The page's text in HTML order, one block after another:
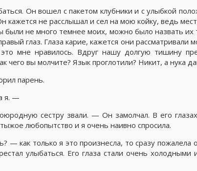
Он вошел с пакетом клубники и с улыбкой
кажется не расслышал и сел на мою койку, ведь
были не много темнее моих, можно было назвать
глаз. Глаза карие, кажется они рассматривали
мне нравилось. Вдруг нашу долгую тишину
чего вы молчите? Язык проглотили? Никит, а нука
парень.
я. —
сестру звали. — Он замолчал. В его глазах
любопытство и я очень наивно спросила.
— как только я это произнесла, то сразу пожалела
улыбаться. Его глаза стали очень